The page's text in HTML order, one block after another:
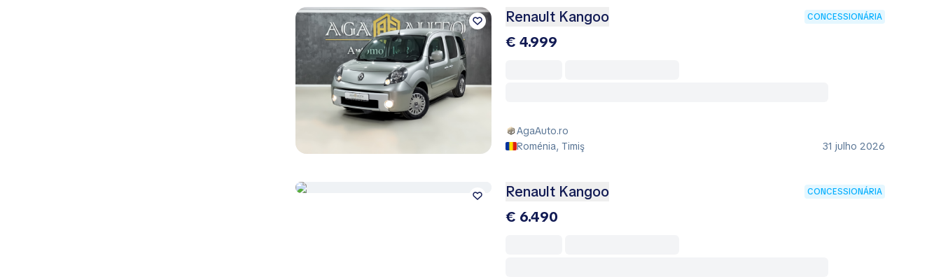
Renault Kangoo CONCESSIONÁRIA
€ 4.999
AgaAuto.ro
Roménia, Timiş
31 julho 2026
Renault Kangoo CONCESSIONÁRIA
€ 6.490